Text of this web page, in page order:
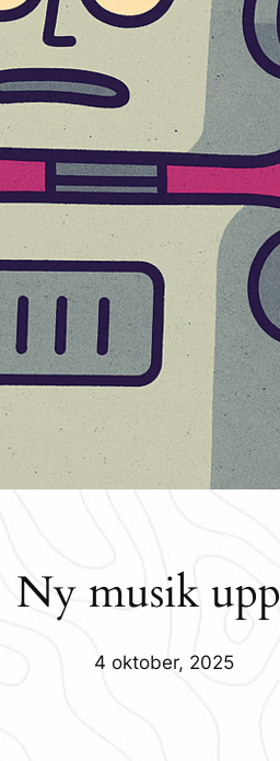
Ny musik
4 oktober, 2025